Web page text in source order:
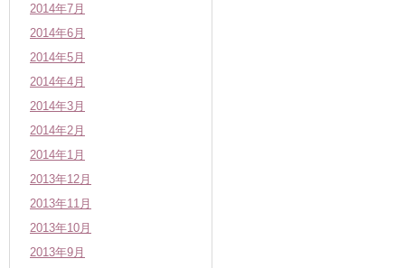
2014年7月
2014年6月
2014年5月
2014年4月
2014年3月
2014年2月
2014年1月
2013年12月
2013年11月
2013年10月
2013年9月